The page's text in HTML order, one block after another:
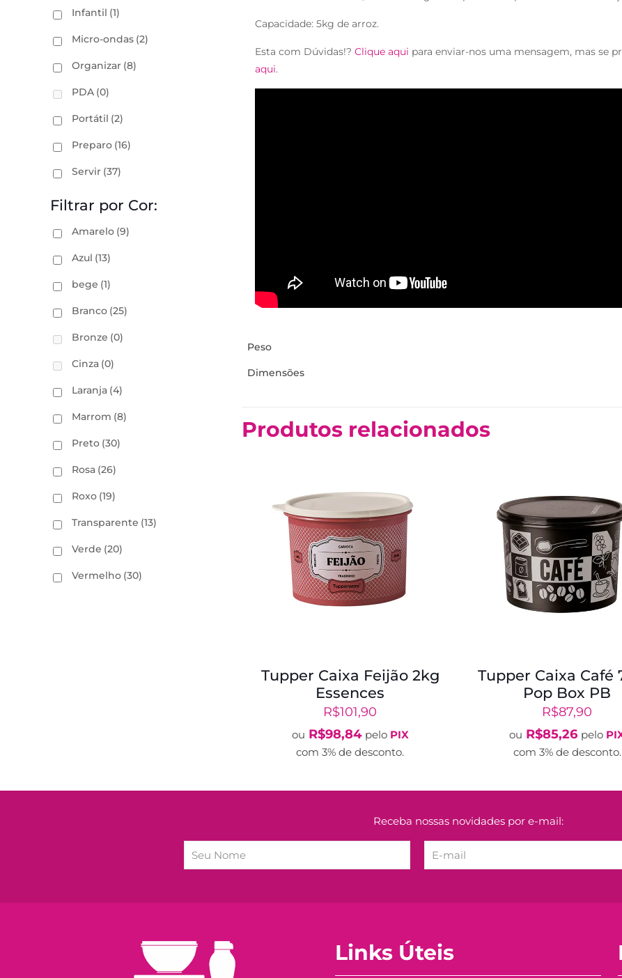
Capacidade: 5kg de arroz.
Esta com Dúvidas!?Clique aqui para enviar-nos uma mensagem, mas se
aqui.
Peso
Dimensões
Produtos relacionados
Tupper Caixa Feijão 2kg
Essences
R$101,90
ou R$98,84 pelo PIX
com 3% de desconto.
Tupper Caixa Café
Pop Box PB
R$87,90
ou R$85,26 pelo
com 3% de desconto.
Infantil (1)
Micro-ondas (2)
Organizar (8)
PDA (0)
Portátil (2)
Preparo (16)
Servir (37)
Filtrar por Cor:
Amarelo (9)
Azul (13)
bege (1)
Branco (25)
Bronze (0)
Cinza (0)
Laranja (4)
Marrom (8)
Preto (30)
Rosa (26)
Roxo (19)
Transparente (13)
Verde (20)
Vermelho (30)
Receba nossas novidades por e-mail:
Links Úteis